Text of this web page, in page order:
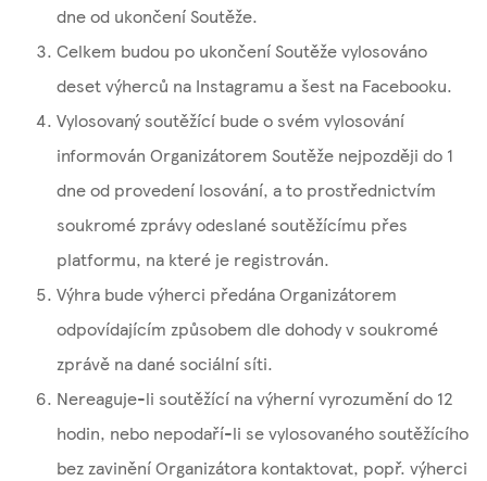
dne od ukončení Soutěže.
Celkem budou po ukončení Soutěže vylosováno
deset výherců na Instagramu a šest na Facebooku.
Vylosovaný soutěžící bude o svém vylosování
informován Organizátorem Soutěže nejpozději do 1
dne od provedení losování, a to prostřednictvím
soukromé zprávy odeslané soutěžícímu přes
platformu, na které je registrován.
Výhra bude výherci předána Organizátorem
odpovídajícím způsobem dle dohody v soukromé
zprávě na dané sociální síti.
Nereaguje-li soutěžící na výherní vyrozumění do 12
hodin, nebo nepodaří-li se vylosovaného soutěžícího
bez zavinění Organizátora kontaktovat, popř. výherci